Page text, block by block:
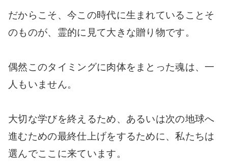
だからこそ、今この時代に生まれていることそ
のものが、霊的に見て大きな贈り物です。
偶然このタイミングに肉体をまとった魂は、一
人もいません。
大切な学びを終えるため、あるいは次の地球へ
進むための最終仕上げをするために、私たちは
選んでここに来ています。